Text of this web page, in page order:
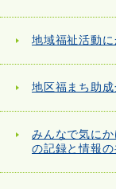
地域福祉活動
地区福まち助
みんなで気に
の記録と情報